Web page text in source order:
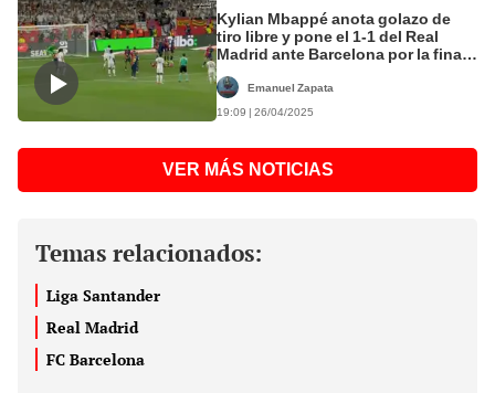
Kylian Mbappé anota golazo de
tiro libre y pone el 1-1 del Real
Madrid ante Barcelona por la final
Emanuel Zapata
19:09 | 26/04/2025
VER MÁS NOTICIAS
Temas relacionados:
Liga Santander
Real Madrid
FC Barcelona